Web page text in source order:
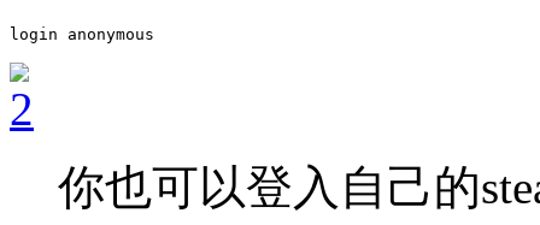
login anonymous
你也可以登入自己的